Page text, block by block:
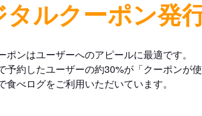
タルクーポン発
ポンはユーザーへのアピールに最適です。
予約したユーザーの約30%が「クーポンが
食べログをご利用いただいています。